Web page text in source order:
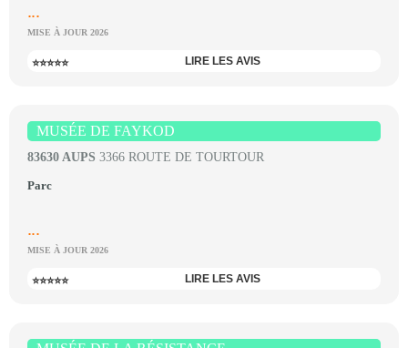
...
MISE À JOUR 2026
⭐⭐⭐⭐⭐ LIRE LES AVIS
MUSÉE DE FAYKOD
83630 AUPS 3366 ROUTE DE TOURTOUR
Parc
...
MISE À JOUR 2026
⭐⭐⭐⭐⭐ LIRE LES AVIS